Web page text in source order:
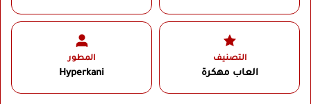
التصنيف
العاب مهكرة
المطور
Hyperkani‏